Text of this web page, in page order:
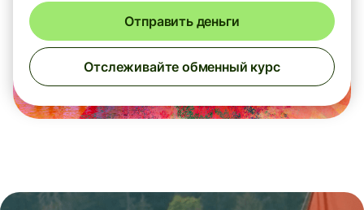
Отправить деньги
Отслеживайте обменный курс